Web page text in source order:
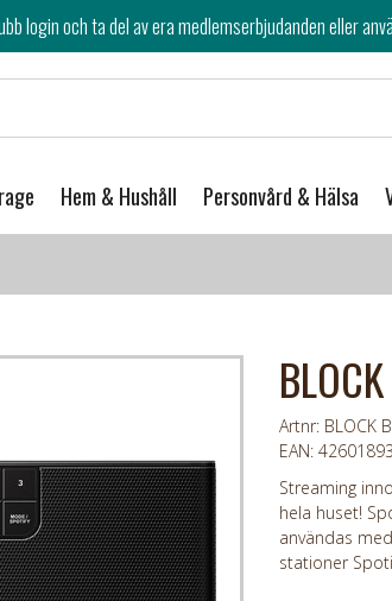
era medlemserbjudanden eller använd
Hem & Hushåll Personvård & Hälsa
Artnr: BLOCK
EAN:
Streaming
hela huset!
användas
stationer